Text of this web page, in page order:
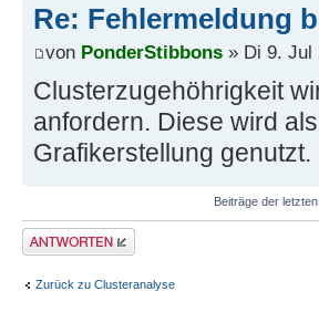
Re: Fehlermeldung
von PonderStibbons » Di 9. Jul
Clusterzugehöhrigkeit
anfordern. Diese wird
Grafikerstellung genutzt.
Beiträge der
Antwort erstellen
Zurück zu Clusteranalyse